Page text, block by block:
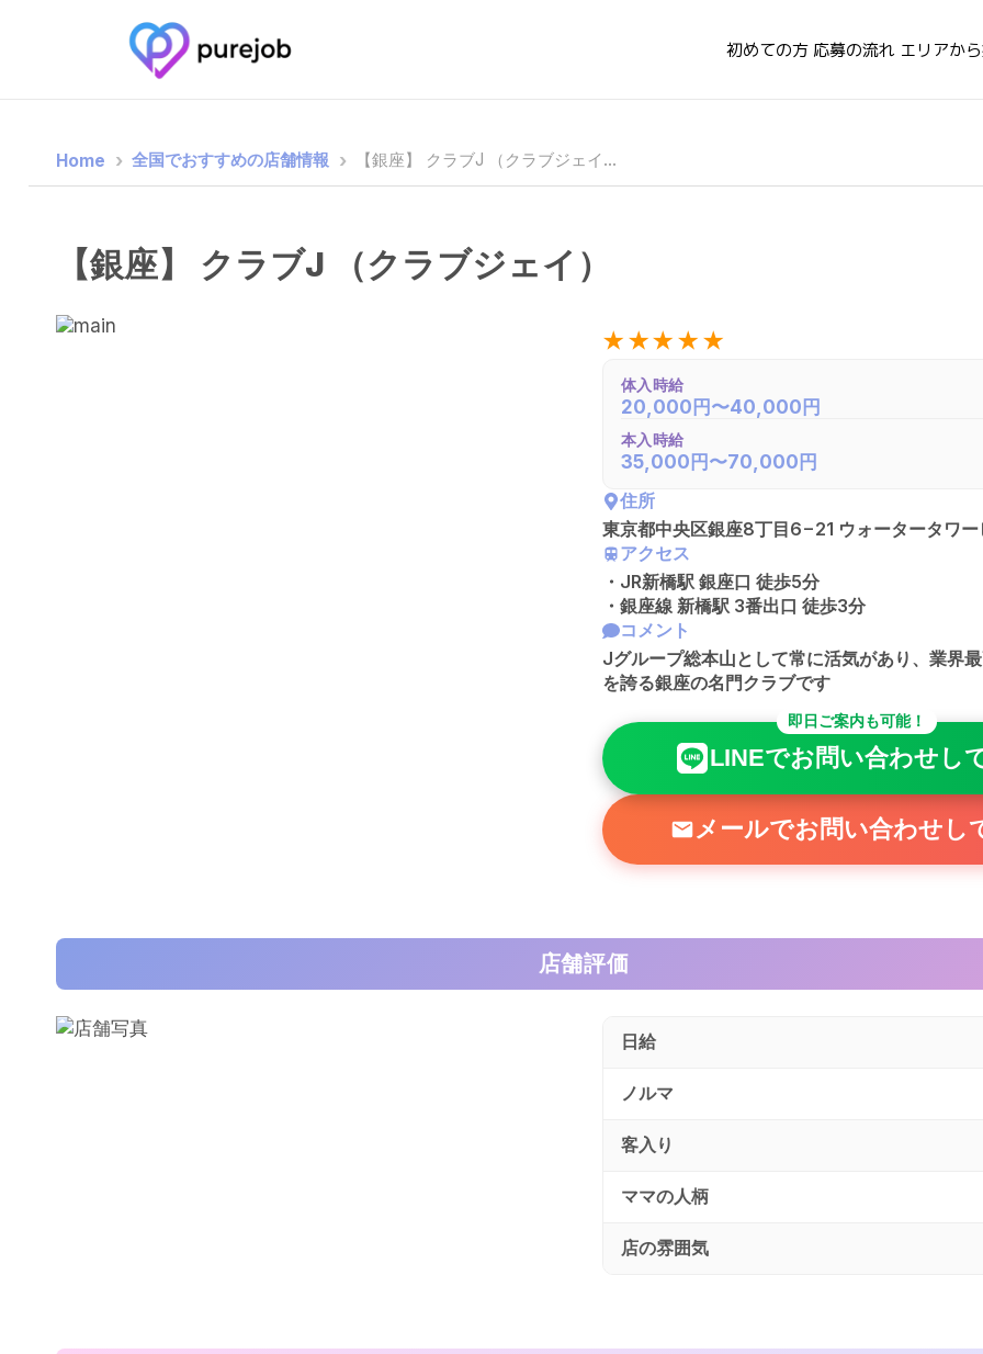
初めての方 応募の流れ エリアか
Home 全国でおすすめの店舗情報 【銀座】 クラブJ （クラブジェイ）
【銀座】 クラブJ （クラブジェイ）
★★★★★
体入時給
20,000円〜40,000円
本入時給
35,000円〜70,000円
住所
東京都中央区銀座8丁目6−21 ウォータータワー
アクセス
・JR新橋駅 銀座口 徒歩5分
・銀座線 新橋駅 3番出口 徒歩3分
コメント
Jグループ総本山として常に活気があり、業界
を誇る銀座の名門クラブです
即日ご案内も可能！
LINEでお問い合わせし
メールでお問い合わせし
店舗評価
日給
ノルマ
客入り
ママの人柄
店の雰囲気